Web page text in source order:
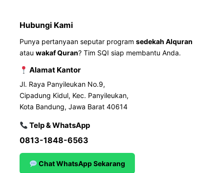
Hubungi Kami
Punya pertanyaan seputar program sedekah Alquran
atau wakaf Quran? Tim SQI siap membantu Anda.
Alamat Kantor
Jl. Raya Panyileukan No.9,
Cipadung Kidul, Kec. Panyileukan,
Kota Bandung, Jawa Barat 40614
Telp & WhatsApp
0813-1848-6563
Chat WhatsApp Sekarang